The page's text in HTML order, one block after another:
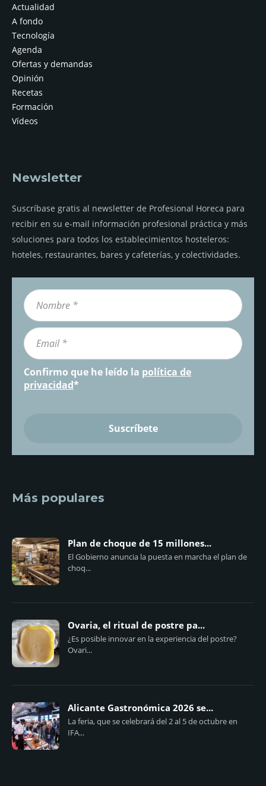
Actualidad
A fondo
Tecnología
Agenda
Ofertas y demandas
Opinión
Recetas
Formación
Vídeos
Newsletter
Suscríbase gratis al newsletter de Profesional Horeca para
recibir en su e-mail información profesional práctica y más
soluciones para todos los establecimientos hosteleros:
hoteles, restaurantes, bares y cafeterías, y colectividades.
Confirmo que he leído la política de
privacidad*
Más populares
Plan de choque de 15 millones...
El Gobierno anuncia la puesta en marcha el plan de
choq...
Ovaria, el ritual de postre pa...
¿Es posible innovar en la experiencia del postre?
Ovari...
Alicante Gastronómica 2026 se...
La feria, que se celebrará del 2 al 5 de octubre en
IFA...